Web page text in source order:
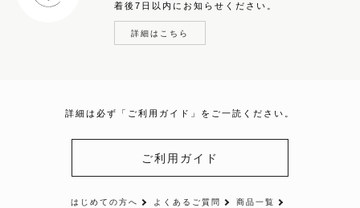
着後7日以内にお知らせください。
詳細はこちら
詳細は必ず「ご利用ガイド」をご一読ください。
ご利用ガイド
はじめての方へ よくあるご質問 商品一覧